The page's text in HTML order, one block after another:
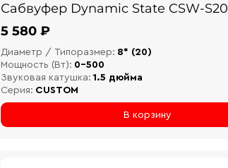
Сабвуфер Dynamic State CSW-S20
5 580 ₽
Диаметр / Типоразмер: 8* (20)
Мощность (Вт): 0-500
Звуковая катушка: 1.5 дюйма
Серия: CUSTOM
В корзину